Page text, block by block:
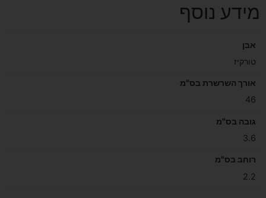
מידע נוסף
אבן
טורקיז
אורך השרשרת בס"מ
46
גובה בס"מ
3.6
רוחב בס"מ
2.2